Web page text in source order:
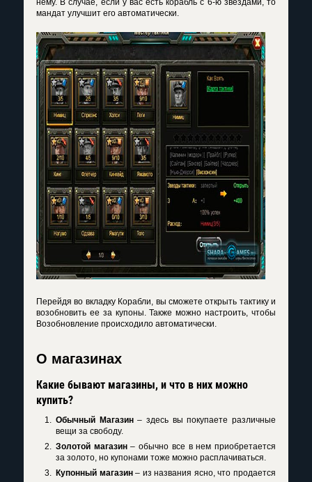
мандат улучшит его автоматически.
Перейдя во вкладку Корабли, вы сможете открыть тактику и
возобновить ее за купоны. Также можно настроить, чтобы
Возобновление происходило автоматически.
О магазинах
Какие бывают магазины, и что в них можно
купить?
Обычный Магазин– здесь вы покупаете различные
вещи за свободу.
Золотой магазин– обычно все в нем приобретается
за золото, но купонами тоже можно расплачиваться.
Купонный магазин– из названия ясно, что продается